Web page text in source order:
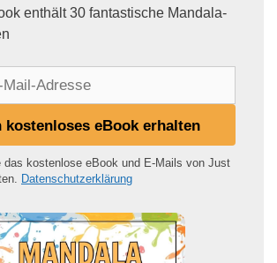
enthält 30 fantastische Mandala-
kostenloses eBook erhalten
das kostenlose eBook und E-Mails von Just
Datenschutzerklärung